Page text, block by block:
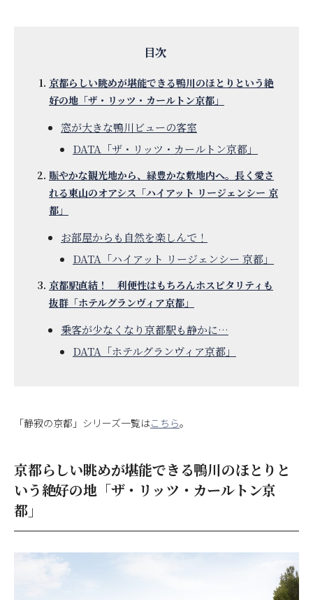
京都らしい眺めが堪能できる鴨川のほとりという絶
好の地「ザ・リッツ・カールトン京都」
窓が大きな鴨川ビューの客室
DATA「ザ・リッツ・カールトン京都」
賑やかな観光地から、緑豊かな敷地内へ。長く愛さ
れる東山のオアシス「ハイアット リージェンシー 京
都」
お部屋からも自然を楽しんで！
DATA「ハイアット リージェンシー 京都」
京都駅直結！ 利便性はもちろんホスピタリティも
抜群「ホテルグランヴィア京都」
乗客が少なくなり京都駅も静かに…
DATA「ホテルグランヴィア京都」
「静寂の京都」シリーズ一覧はこちら。
京都らしい眺めが堪能できる鴨川のほとりと
いう絶好の地「ザ・リッツ・カールトン京
都」